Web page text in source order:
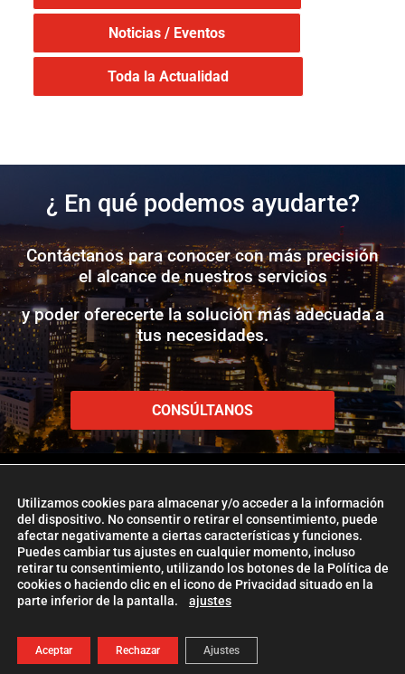
Noticias / Eventos
Toda la Actualidad
¿ En qué podemos ayudarte?
Contáctanos para conocer con más precisión
el alcance de nuestros servicios
y poder oferecerte la solución más adecuada a
tus necesidades.
CONSÚLTANOS
www.etlglobaladd.com
Copyright 2024 © ETL GLOBAL ADD
La Firma ETL Global|Política de Cookies
Utilizamos cookies para almacenar y/o acceder a la información
del dispositivo. No consentir o retirar el consentimiento, puede
afectar negativamente a ciertas características y funciones.
Puedes cambiar tus ajustes en cualquier momento, incluso
retirar tu consentimiento, utilizando los botones de la Política de
cookies o haciendo clic en el icono de Privacidad situado en la
parte inferior de la pantalla. ajustes
Aceptar Rechazar Ajustes